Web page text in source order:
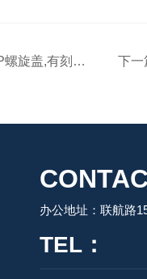
号：2234-0050） 下一
办公地址：联航路
TEL：